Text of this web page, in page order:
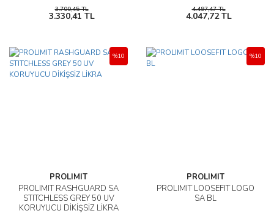
3.700,45 TL
3.330,41 TL
4.497,47 TL
4.047,72 TL
PROLIMIT
PROLIMIT RASHGUARD SA
STITCHLESS GREY 50 UV
KORUYUCU DİKİŞSİZ LİKRA
%10
PROLIMIT
PROLIMIT LOOSEFIT LOGO
SA BL
%10